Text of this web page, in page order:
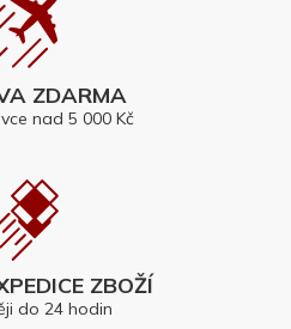
ZDARMA
nad 5 000 Kč
ZBOŽÍ
do 24 hodin